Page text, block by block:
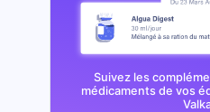
Suivez les
médicaments de vos